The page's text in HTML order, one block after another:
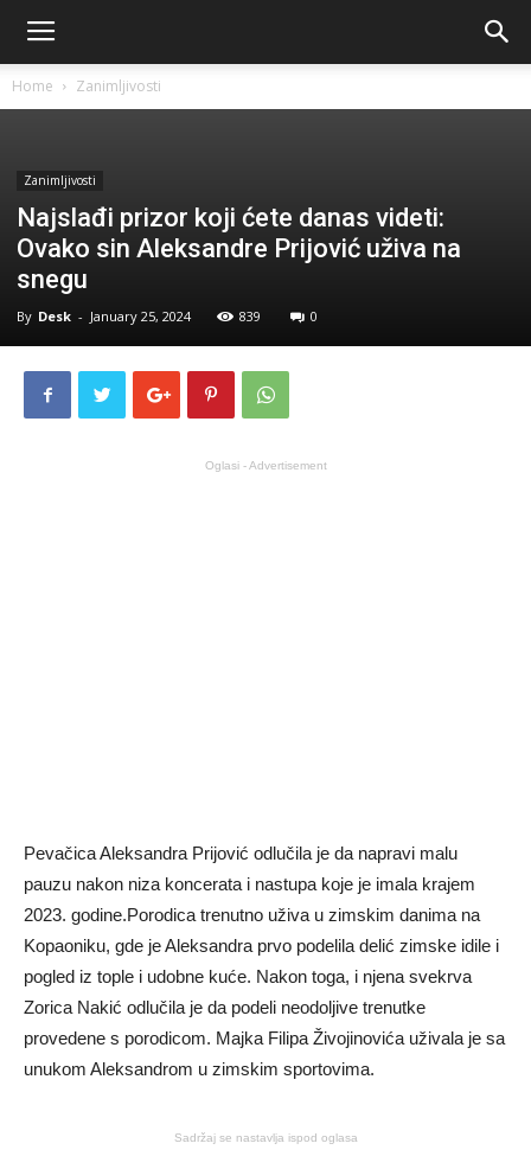
Home Zanimljivosti
Zanimljivosti
Najslađi prizor koji ćete danas videti:
Ovako sin Aleksandre Prijović uživa na
snegu
By Desk - January 25, 2024 839 0
Oglasi - Advertisement
Pevačica Aleksandra Prijović odlučila je da napravi malu
pauzu nakon niza koncerata i nastupa koje je imala krajem
2023. godine.Porodica trenutno uživa u zimskim danima na
Kopaoniku, gde je Aleksandra prvo podelila delić zimske idile i
pogled iz tople i udobne kuće. Nakon toga, i njena svekrva
Zorica Nakić odlučila je da podeli neodoljive trenutke
provedene s porodicom. Majka Filipa Živojinovića uživala je sa
unukom Aleksandrom u zimskim sportovima.
Sadržaj se nastavlja ispod oglasa